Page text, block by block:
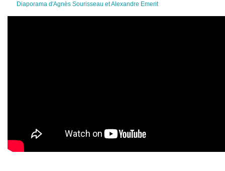
Diaporama d'Agnès Sourisseau et Alexandre Emerit